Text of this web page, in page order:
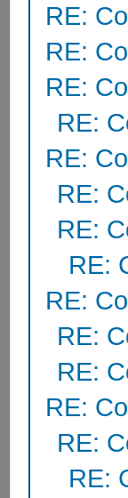
RE:
RE:
RE:
RE:
RE:
RE:
RE:
RE:
RE:
RE:
RE:
RE:
RE:
RE: